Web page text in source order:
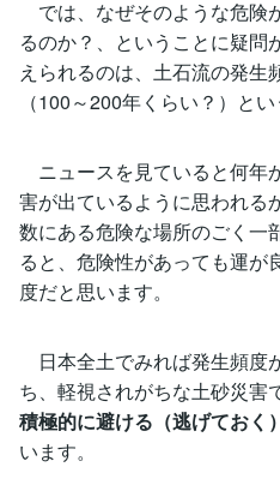
では、なぜそのような危険
るのか？、ということに疑問
えられるのは、土石流の発生
（100～200年くらい？）とい
ニュースを見ていると何年
害が出ているように思われる
数にある危険な場所のごく一
ると、危険性があっても運が
度だと思います。
日本全土でみれば発生頻度
ち、軽視されがちな土砂災害
積極的に避ける（逃げておく
います。